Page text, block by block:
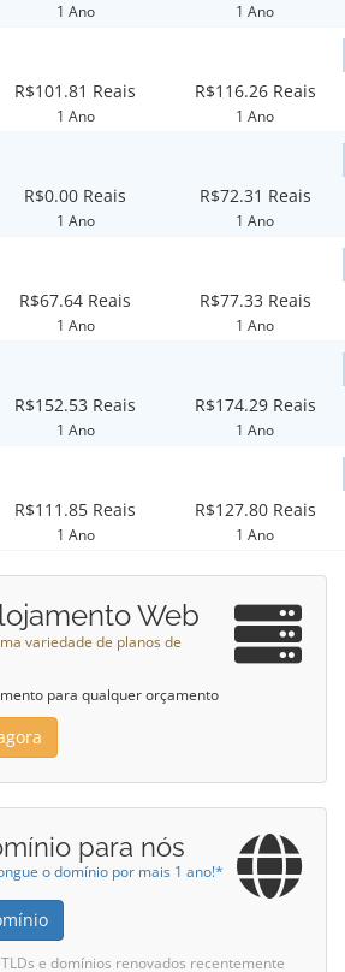
1 Ano 1 Ano
R$101.81 Reais
1 Ano
R$116.26 Reais
1 Ano
R$0.00 Reais
1 Ano
R$72.31 Reais
1 Ano
R$67.64 Reais
1 Ano
R$77.33 Reais
1 Ano
R$152.53 Reais
1 Ano
R$174.29 Reais
1 Ano
R$111.85 Reais
1 Ano
R$127.80 Reais
1 Ano
Web
variedade de planos de
para qualquer orçamento
para nós
o domínio por mais 1 ano!*
e domínios renovados recentemente